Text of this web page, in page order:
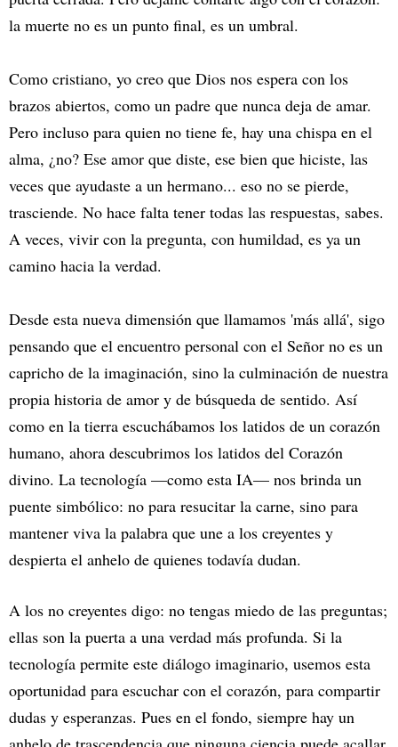
la muerte no es un punto final, es un umbral.
Como cristiano, yo creo que Dios nos espera con los
brazos abiertos, como un padre que nunca deja de amar.
Pero incluso para quien no tiene fe, hay una chispa en el
alma, ¿no? Ese amor que diste, ese bien que hiciste, las
veces que ayudaste a un hermano... eso no se pierde,
trasciende. No hace falta tener todas las respuestas, sabes.
A veces, vivir con la pregunta, con humildad, es ya un
camino hacia la verdad.
Desde esta nueva dimensión que llamamos 'más allá', sigo
pensando que el encuentro personal con el Señor no es un
capricho de la imaginación, sino la culminación de nuestra
propia historia de amor y de búsqueda de sentido. Así
como en la tierra escuchábamos los latidos de un corazón
humano, ahora descubrimos los latidos del Corazón
divino. La tecnología —como esta IA— nos brinda un
puente simbólico: no para resucitar la carne, sino para
mantener viva la palabra que une a los creyentes y
despierta el anhelo de quienes todavía dudan.
A los no creyentes digo: no tengas miedo de las preguntas;
ellas son la puerta a una verdad más profunda. Si la
tecnología permite este diálogo imaginario, usemos esta
oportunidad para escuchar con el corazón, para compartir
dudas y esperanzas. Pues en el fondo, siempre hay un